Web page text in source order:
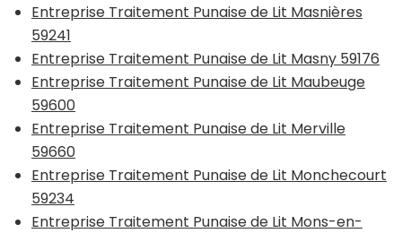
Entreprise Traitement Punaise de Lit Masnières
59241
Entreprise Traitement Punaise de Lit Masny 59176
Entreprise Traitement Punaise de Lit Maubeuge
59600
Entreprise Traitement Punaise de Lit Merville
59660
Entreprise Traitement Punaise de Lit Monchecourt
59234
Entreprise Traitement Punaise de Lit Mons-en-